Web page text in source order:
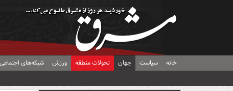
خانه سیاست جهان تحولات منطقه ورزش شبکه‌های اجتماعی